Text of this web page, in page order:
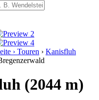
› Touren › Kanisfluh
(2044 m)